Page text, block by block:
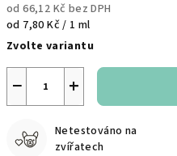
od66,12 Kč bez DPH
Měrná
cena:
od 7,80 Kč / 1 ml
Zvolte variantu
+
−
Netestováno na
zvířatech